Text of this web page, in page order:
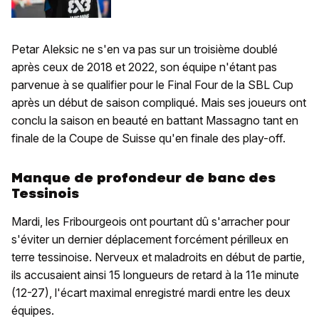
Petar Aleksic ne s'en va pas sur un troisième doublé
après ceux de 2018 et 2022, son équipe n'étant pas
parvenue à se qualifier pour le Final Four de la SBL Cup
après un début de saison compliqué. Mais ses joueurs ont
conclu la saison en beauté en battant Massagno tant en
finale de la Coupe de Suisse qu'en finale des play-off.
Manque de profondeur de banc des
Tessinois
Mardi, les Fribourgeois ont pourtant dû s'arracher pour
s'éviter un dernier déplacement forcément périlleux en
terre tessinoise. Nerveux et maladroits en début de partie,
ils accusaient ainsi 15 longueurs de retard à la 11e minute
(12-27), l'écart maximal enregistré mardi entre les deux
équipes.